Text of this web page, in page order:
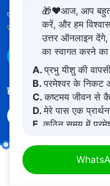
परमेश्वर का राज्य पृथ्वी पर आ
जानें
WhatsApp पर हमसे
हमारा अनुसरण करें
उपयोग की शर्तें गोपनीयता नीत
🎁❤️आज, आप बहुत
करें, और हम
उत्तर ऑनलाइन
का स्वागत करने
A.प्रभु यीशु की
B.परमेश्वर के
C.कष्टमय जीवन से
D.मेरे पास एक
E.कठिन समय में
मद सात : वे दुष्ट,